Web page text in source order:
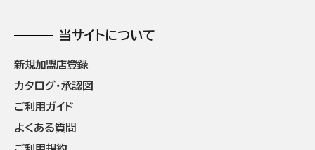
当サイトについて
新規加盟店登録
カタログ・承認図
ご利用ガイド
よくある質問